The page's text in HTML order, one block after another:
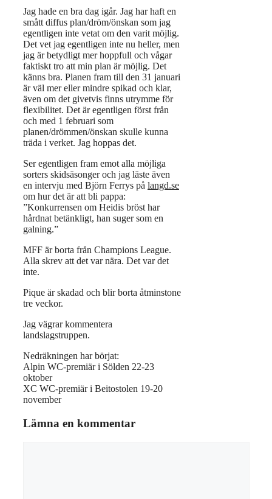
Jag hade en bra dag igår. Jag har haft en
smått diffus plan/dröm/önskan som jag
egentligen inte vetat om den varit möjlig.
Det vet jag egentligen inte nu heller, men
jag är betydligt mer hoppfull och vågar
faktiskt tro att min plan är möjlig. Det
känns bra. Planen fram till den 31 januari
är väl mer eller mindre spikad och klar,
även om det givetvis finns utrymme för
flexibilitet. Det är egentligen först från
och med 1 februari som
planen/drömmen/önskan skulle kunna
träda i verket. Jag hoppas det.
Ser egentligen fram emot alla möjliga
sorters skidsäsonger och jag läste även
en intervju med Björn Ferrys på langd.se
om hur det är att bli pappa:
”Konkurrensen om Heidis bröst har
hårdnat betänkligt, han suger som en
galning.”
MFF är borta från Champions League.
Alla skrev att det var nära. Det var det
inte.
Pique är skadad och blir borta åtminstone
tre veckor.
Jag vägrar kommentera
landslagstruppen.
Nedräkningen har börjat:
Alpin WC-premiär i Sölden 22-23
oktober
XC WC-premiär i Beitostolen 19-20
november
Lämna en kommentar